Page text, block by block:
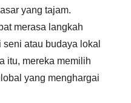
yang tajam.
merasa langkah
atau budaya lokal
itu, mereka memilih
yang menghargai